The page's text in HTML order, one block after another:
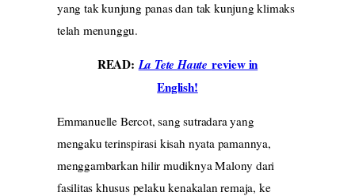
yang tak kunjung panas dan tak kunjung klimaks
telah menunggu.
READ:La Tete Haute review in
English!
Emmanuelle Bercot, sang sutradara yang
mengaku terinspirasi kisah nyata pamannya,
menggambarkan hilir mudiknya Malony dari
fasilitas khusus pelaku kenakalan remaja, ke